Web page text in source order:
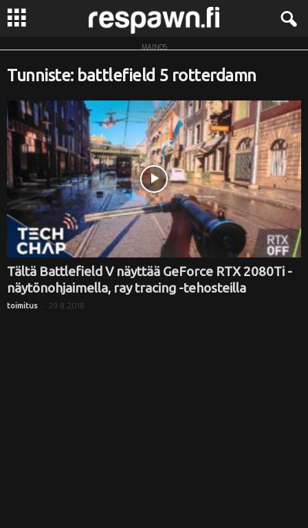
R
MAINOS
Tunniste: battlefield 5 rotterdamn
Tältä Battlefield V näyttää GeForce RTX 2080Ti -
näytönohjaimella, ray tracing -tehosteilla
toimitus - 29.8.2018